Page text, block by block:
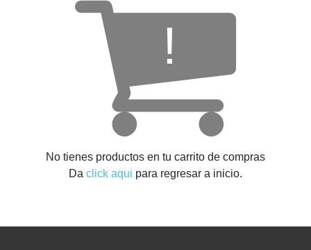
No tienes productos en tu carrito de compras
Da click aqui para regresar a inicio.